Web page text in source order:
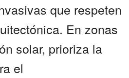
que respeten
En zonas
solar, prioriza la
el